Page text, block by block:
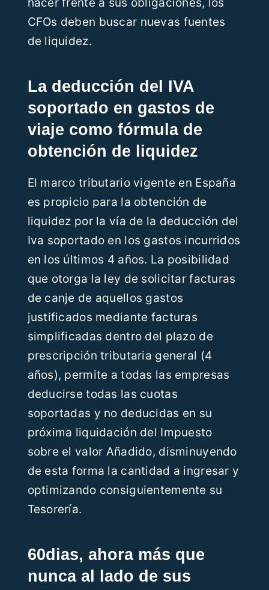
hacer frente a sus obligaciones, los
CFOs deben buscar nuevas fuentes
de liquidez.
La deducción del IVA
soportado en gastos de
viaje como fórmula de
obtención de liquidez
El marco tributario vigente en España
es propicio para la obtención de
liquidez por la vía de la deducción del
Iva soportado en los gastos incurridos
en los últimos 4 años. La posibilidad
que otorga la ley de solicitar facturas
de canje de aquellos gastos
justificados mediante facturas
simplificadas dentro del plazo de
prescripción tributaria general (4
años), permite a todas las empresas
deducirse todas las cuotas
soportadas y no deducidas en su
próxima liquidación del Impuesto
sobre el valor Añadido, disminuyendo
de esta forma la cantidad a ingresar y
optimizando consiguientemente su
Tesorería.
60dias, ahora más que
nunca al lado de sus